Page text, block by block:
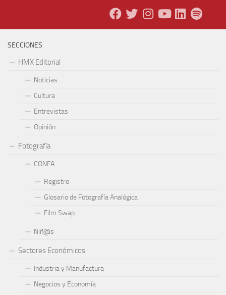
SECCIONES
HMX Editorial
Noticias
Cultura
Entrevistas
Opinión
Fotografía
CONFA
Registro
Glosario de Fotografía Analógica
Film Swap
Niñ@s
Sectores Económicos
Industria y Manufactura
Negocios y Economía